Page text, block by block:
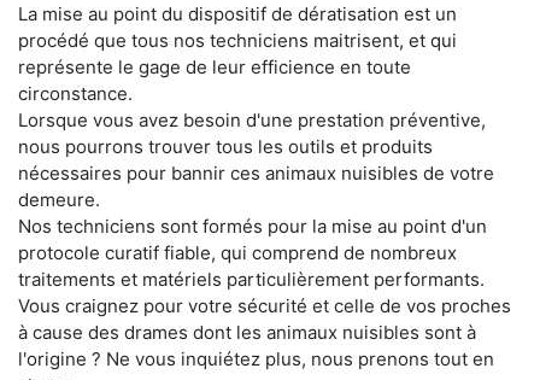
La mise au point du dispositif de dératisation est un
procédé que tous nos techniciens maitrisent, et qui
représente le gage de leur efficience en toute
circonstance.
Lorsque vous avez besoin d'une prestation préventive,
nous pourrons trouver tous les outils et produits
nécessaires pour bannir ces animaux nuisibles de votre
demeure.
Nos techniciens sont formés pour la mise au point d'un
protocole curatif fiable, qui comprend de nombreux
traitements et matériels particulièrement performants.
Vous craignez pour votre sécurité et celle de vos proches
à cause des drames dont les animaux nuisibles sont à
l'origine ? Ne vous inquiétez plus, nous prenons tout en